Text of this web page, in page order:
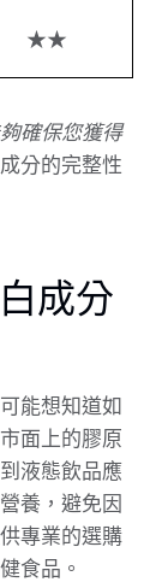
★★
確保您獲得
分的完整性
成分
能想知道如
面上的膠原
液態飲品應
養，避免因
專業的選購
食品。